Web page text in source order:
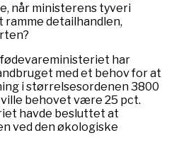
når ministerens tyveri
ramme detailhandlen,
har
med et behov for at
i størrelsesordenen 3800
behovet være 25 pct.
havde besluttet at
ved den økologiske